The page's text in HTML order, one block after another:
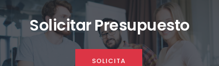
Solicitar Presupuesto
SOLICITA